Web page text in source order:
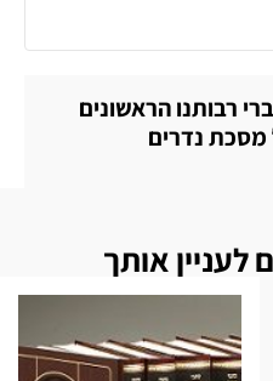
רבותנו הראשונים
מסכת נדרים
לעניין אותך